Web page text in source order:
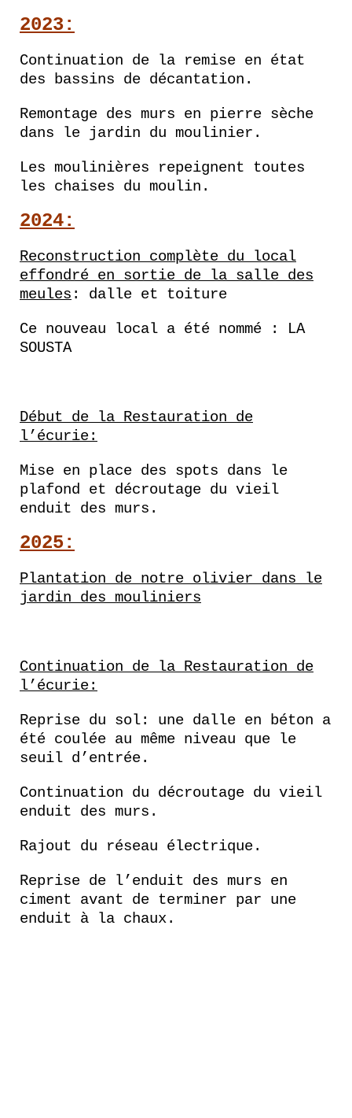
2023:
Continuation de la remise en état
des bassins de décantation.
Remontage des murs en pierre sèche
dans le jardin du moulinier.
Les moulinières repeignent toutes
les chaises du moulin.
2024:
Reconstruction complète du local
effondré en sortie de la salle des
meules : dalle et toiture
Ce nouveau local a été nommé : LA
SOUSTA
Début de la Restauration de
l’écurie:
Mise en place des spots dans le
plafond et décroutage du vieil
enduit des murs.
2025:
Plantation de notre olivier dans le
jardin des mouliniers
Continuation de la Restauration de
l’écurie:
Reprise du sol: une dalle en béton a
été coulée au même niveau que le
seuil d’entrée.
Continuation du décroutage du vieil
enduit des murs.
Rajout du réseau électrique.
Reprise de l’enduit des murs en
ciment avant de terminer par une
enduit à la chaux.